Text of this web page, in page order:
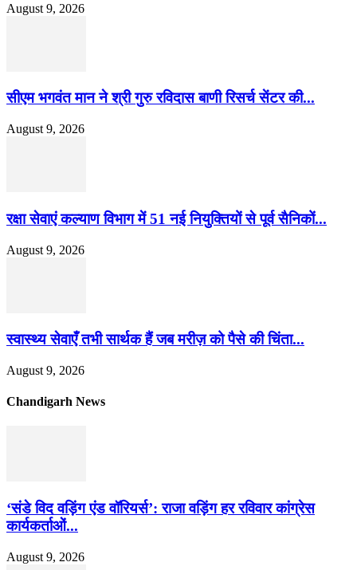
August 9, 2026
सीएम भगवंत मान ने श्री गुरु रविदास बाणी रिसर्च सेंटर की...
August 9, 2026
रक्षा सेवाएं कल्याण विभाग में 51 नई नियुक्तियों से पूर्व सैनिकों...
August 9, 2026
स्वास्थ्य सेवाएँ तभी सार्थक हैं जब मरीज़ को पैसे की चिंता...
August 9, 2026
Chandigarh News
‘संडे विद वड़िंग एंड वॉरियर्स’: राजा वड़िंग हर रविवार कांग्रेस
कार्यकर्ताओं...
August 9, 2026